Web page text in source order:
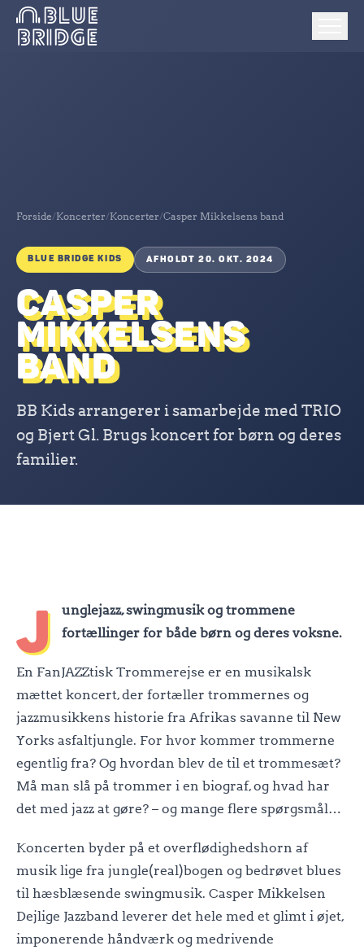
Forside/Koncerter/Koncerter/Casper Mikkelsens band
BLUE BRIDGE KIDS AFHOLDT 20. OKT. 2024
CASPER
MIKKELSENS
BAND
BB Kids arrangerer i samarbejde med TRIO
og Bjert Gl. Brugs koncert for børn og deres
familier.
J
unglejazz, swingmusik og trommene
fortællinger for både børn og deres voksne.
En FanJAZZtisk Trommerejse er en musikalsk
mættet koncert, der fortæller trommernes og
jazzmusikkens historie fra Afrikas savanne til New
Yorks asfaltjungle. For hvor kommer trommerne
egentlig fra? Og hvordan blev de til et trommesæt?
Må man slå på trommer i en biograf, og hvad har
det med jazz at gøre? – og mange flere spørgsmål…
Koncerten byder på et overflødighedshorn af
musik lige fra jungle(real)bogen og bedrøvet blues
til hæsblæsende swingmusik. Casper Mikkelsen
Dejlige Jazzband leverer det hele med et glimt i øjet,
imponerende håndværk og medrivende